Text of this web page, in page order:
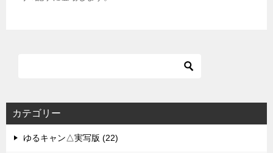
カテゴリー
ゆるキャン△実写版 (22)